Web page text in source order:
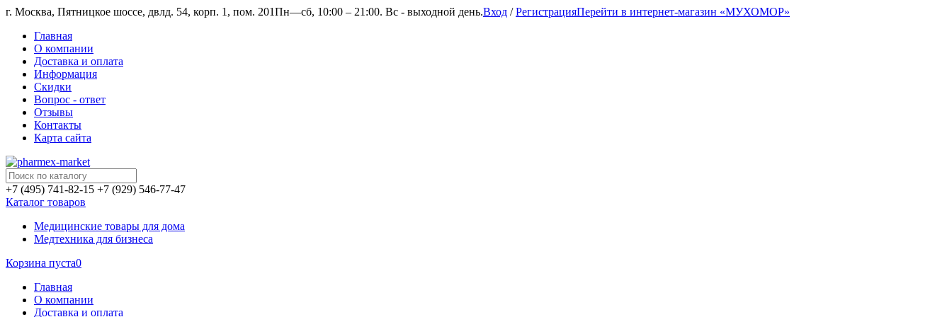
г. Москва, Пятницкое шоссе, двлд. 54, корп. 1, пом. 201Пн—сб, 10:00 – 21:00. Вс - выходной день.Вход /РегистрацияПерейти в интернет-магазин «МУХОМОР»
Главная
О компании
Доставка и оплата
Информация
Скидки
Вопрос - ответ
Отзывы
Контакты
Карта сайта
+7 (495) 741-82-15 +7 (929) 546-77-47
Каталог товаров
Медицинские товары для дома
Медтехника для бизнеса
Корзина пуста0
Главная
О компании
Доставка и оплата